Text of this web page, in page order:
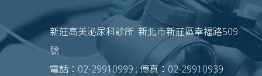
新莊高美泌尿科診所: 新北市新莊區幸福路509
號
電話：02-29910999 ; 傳真：02-29910939